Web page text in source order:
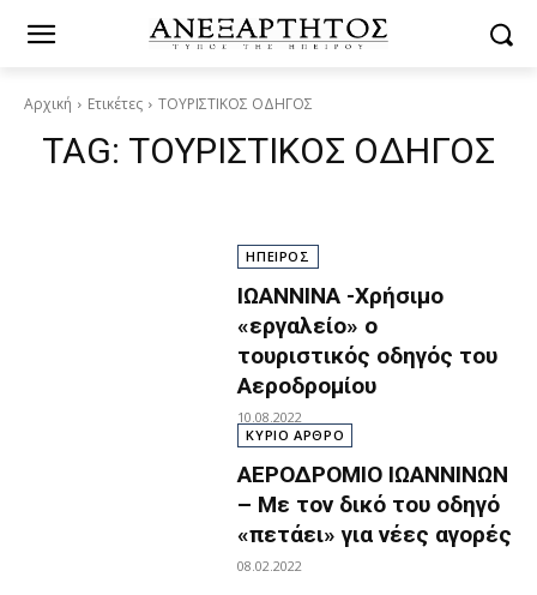
Αρχική Ετικέτες ΤΟΥΡΙΣΤΙΚΟΣ ΟΔΗΓΟΣ
TAG: ΤΟΥΡΙΣΤΙΚΟΣ ΟΔΗΓΟΣ
ΗΠΕΙΡΟΣ
ΙΩΑΝΝΙΝΑ -Χρήσιμο
«εργαλείο» ο
τουριστικός οδηγός του
Αεροδρομίου
10.08.2022
ΚΥΡΙΟ ΑΡΘΡΟ
ΑΕΡΟΔΡΟΜΙΟ ΙΩΑΝΝΙΝΩΝ
– Με τον δικό του οδηγό
«πετάει» για νέες αγορές
08.02.2022